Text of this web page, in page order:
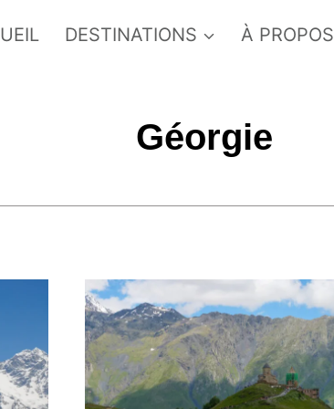
DESTINATIONS À PROPOS
Géorgie